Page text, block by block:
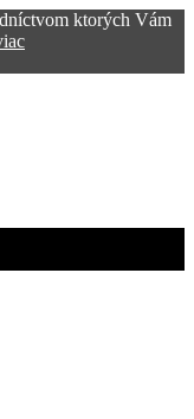
ktorých Vám